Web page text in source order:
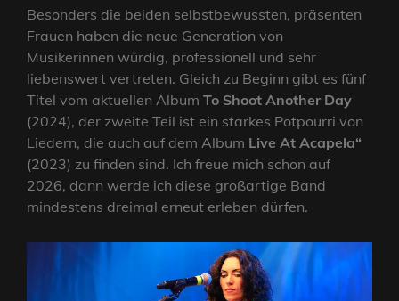
Besonders die beiden selbstbewussten, präsenten
Frauen haben die neue Generation von
Musikerinnen würdig, professionell und sehr
liebenswert vertreten. Gleich zu Beginn gibt es fünf
Titel vom aktuellen Album To Shoot Another Day
(2024), der zweite Teil ist ein starkes Potpourri von
Liedern, die auch auf dem Album Live At Acapela“
(2023) zu finden sind. Ich freue mich schon auf
2026, dann werde ich diese großartige Band
mindestens dreimal erneut erleben dürfen.